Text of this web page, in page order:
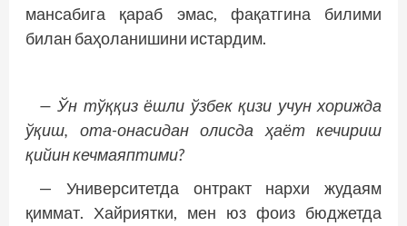
мансабига қараб эмас, фақатгина билими
билан баҳоланишини истардим.
— Ўн тўққиз ёшли ўзбек қизи учун хорижда
ўқиш, ота-онасидан олисда ҳаёт кечириш
қийин кечмаяптими?
— Университетда онтракт нархи жудаям
қиммат. Хайриятки, мен юз фоиз бюджетда